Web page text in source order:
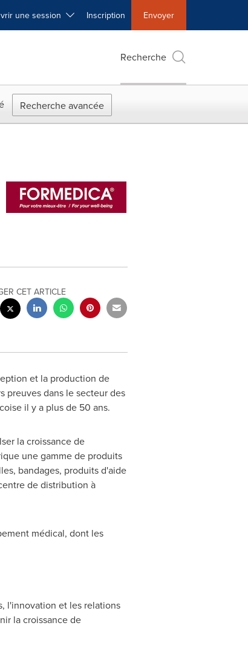
une session Inscription Envoyer
Recherche
Recherche avancée
CET ARTICLE
et la production de
preuves dans le secteur des
il y a plus de 50 ans.
la croissance de
une gamme de produits
bandages, produits d'aide
de distribution à
médical, dont les
l'innovation et les relations
la croissance de